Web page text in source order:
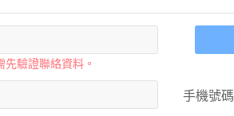
驗證聯絡資料。
手機號碼